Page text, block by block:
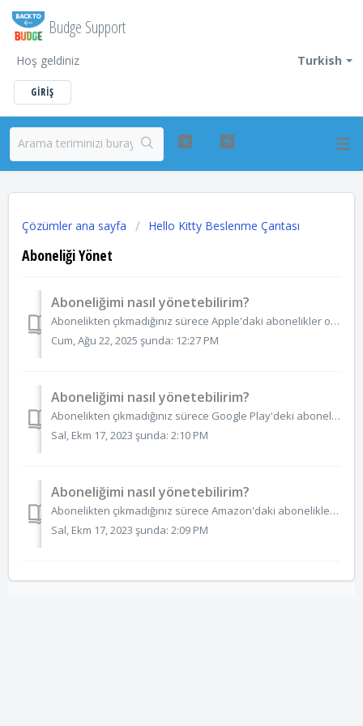
Budge Support
Turkish
Hoş geldiniz
GIRIŞ
Çözümler ana sayfa Hello Kitty Beslenme Çantası
Aboneliği Yönet
Aboneliğimi nasıl yönetebilirim?
Abonelikten çıkmadığınız sürece Apple'daki abonelikler otomatik olarak yenilenecektir. Herhangi bir uygulama için abonelik istemiyorsanız doğrudan Apple...
Cum, Ağu 22, 2025 şunda: 12:27 PM
Aboneliğimi nasıl yönetebilirim?
Abonelikten çıkmadığınız sürece Google Play'deki abonelikler otomatik olarak yenilenecektir. Herhangi bir uygulama için abonelik istemiyorsanız doğrudan...
Sal, Ekm 17, 2023 şunda: 2:10 PM
Aboneliğimi nasıl yönetebilirim?
Abonelikten çıkmadığınız sürece Amazon'daki abonelikler otomatik olarak yenilenecektir. Aboneliği artık istemiyorsanız doğrudan Amazon Appstore'dan ...
Sal, Ekm 17, 2023 şunda: 2:09 PM